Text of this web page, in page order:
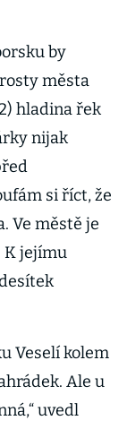
by
města
hladina řek
nijak
si říct, že
Ve městě je
K jejímu
Veselí kolem
Ale u
uvedl